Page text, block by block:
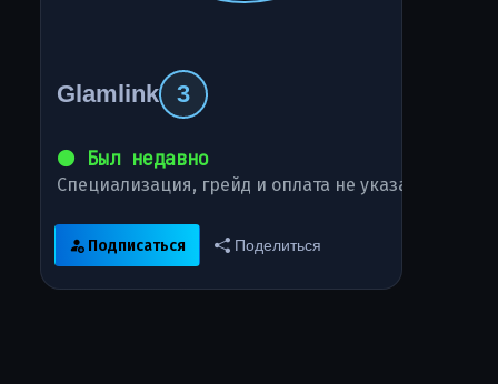
Glamlink 3
⚫ Был недавно
Специализация, грейд и оплата не указаны
Подписаться Поделиться